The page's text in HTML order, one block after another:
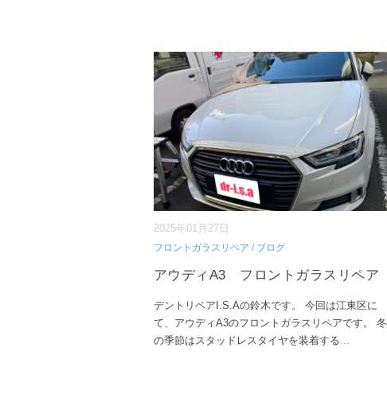
2025年01月27日
フロントガラスリペア / ブログ
アウディA3 フロントガラスリペア
デントリペアI.S.Aの鈴木です。 今回は江東区に
て、アウディA3のフロントガラスリペアです。 冬
の季節はスタッドレスタイヤを装着する...